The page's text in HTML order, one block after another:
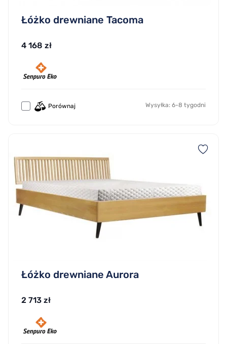
Łóżko drewniane Tacoma
4 168 zł
Porównaj Wysyłka: 6-8 tygodni
Łóżko drewniane Aurora
2 713 zł